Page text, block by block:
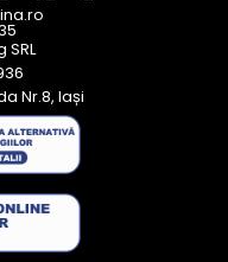
Nr.8, Iași